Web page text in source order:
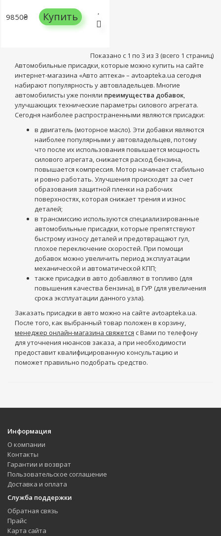
9850₴ Купить
Показано с 1 по 3 из 3 (всего 1 страниц)
Автомобильные присадки, которые можно купить на сайте
интернет-магазина «Авто аптека» – avtoapteka.ua сегодня
набирают популярность у автовладельцев. Многие
автомобилисты уже поняли преимущества добавок,
улучшающих технические параметры силового агрегата.
Сегодня наиболее распространенными являются присадки:
в двигатель (моторное масло). Эти добавки являются
наиболее популярными у автовладельцев, потому
что после их использования повышается мощность
силового агрегата, снижается расход бензина,
повышается компрессия. Мотор начинает стабильно
и ровно работать. Улучшения происходят за счет
образования защитной пленки на рабочих
поверхностях, которая снижает трения и износ
деталей;
в трансмиссию используются специализированные
автомобильные присадки, которые препятствуют
быстрому износу деталей и предотвращают гул,
плохое переключение скоростей. При помощи
добавок можно увеличить период эксплуатации
механической и автоматической КПП;
также присадки в авто добавляют в топливо (для
повышения качества бензина), в ГУР (для увеличения
срока эксплуатации данного узла).
Заказать присадки в авто можно на сайте avtoapteka.ua.
После того, как выбранный товар положен в корзину,
менеджер онлайн-магазина свяжется с Вами по телефону
для уточнения нюансов заказа, а при необходимости
предоставит квалифицированную консультацию и
поможет правильно подобрать средство.
Информация
О компании
Контакты
Гарантии и возврат
Пользовательское соглашение
Доставка и оплата
Служба поддержки
Обратная связь
Прайс
Карта сайта